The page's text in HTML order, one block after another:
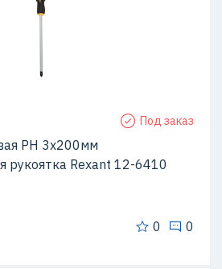
Под заказ
PH 3х200мм
рукоятка Rexant 12-6410
0 0